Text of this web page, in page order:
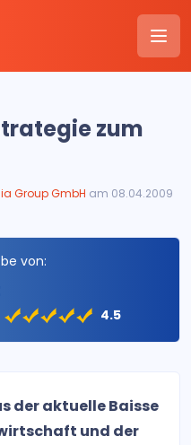
zum
Group GmbH am 08.04.2009
von:
4.5
der aktuelle Baisse
und der